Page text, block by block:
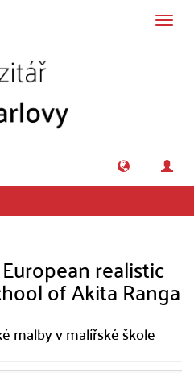
realistic
of Akita Ranga
malby v malířské škole